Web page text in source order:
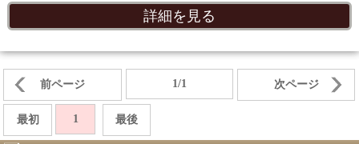
詳細を見る
前ページ 1/1 次ページ
最初 1 最後